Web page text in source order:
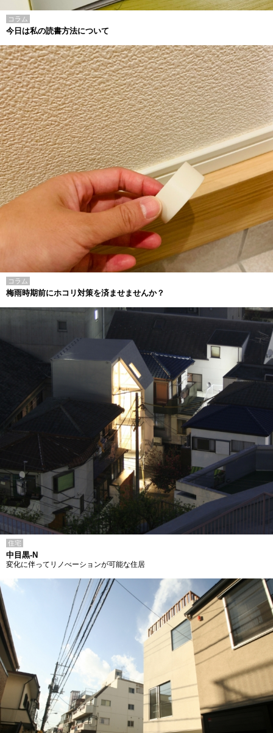
コラム
今日は私の読書方法について
コラム
梅雨時期前にホコリ対策を済ませませんか？
住宅
中目黒-N
変化に伴ってリノべーションが可能な住居